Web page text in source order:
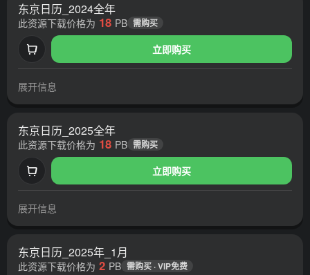
东京日历_2024全年
立即购买
此资源下载价格为 18 PB 需购买
展开信息
东京日历_2025全年
立即购买
此资源下载价格为 18 PB 需购买
展开信息
东京日历_2025年_1月
此资源下载价格为 2 PB 需购买 · VIP免费